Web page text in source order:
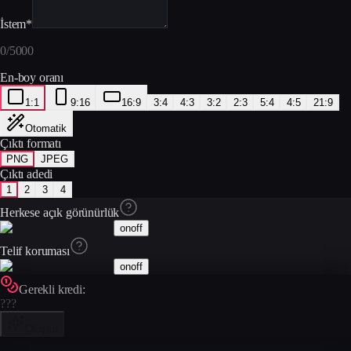
İstem*
0/5000
En-boy oranı
1:1 9:16 16:9 3:4 4:3 3:2 2:3 5:4 4:5 21:9
Otomatik
Çıktı formatı
PNG JPEG
Çıktı adedi
1 2 3 4
Herkese açık görünürlük
onoff
Telif koruması
onoff
Gerekli kredi:
???